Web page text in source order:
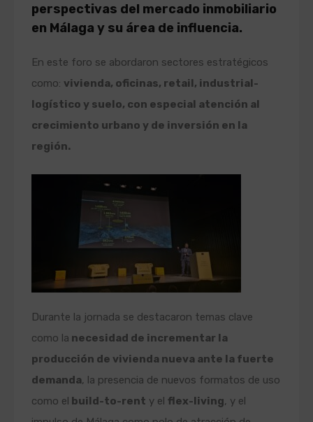
perspectivas del mercado inmobiliario
en Málaga y su área de influencia.
En este foro se abordaron sectores estratégicos
como: vivienda, oficinas, retail, industrial-
logístico y suelo, con especial atención al
crecimiento urbano y de inversión en la
región.
Durante la jornada se destacaron temas clave
como la necesidad de incrementar la
producción de vivienda nueva ante la fuerte
demanda, la presencia de nuevos formatos de uso
como el build-to-rent y el flex-living, y el